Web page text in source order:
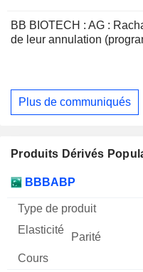
BB BIOTECH : AG :
de leur annulation
Plus de communiqués
Produits Dérivés
Mnemo Type produit
BBBABP